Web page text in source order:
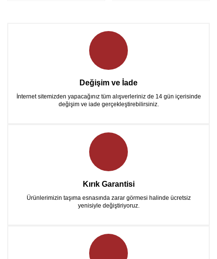
Değişim ve İade
İnternet sitemizden yapacağınız tüm alışverleriniz de 14 gün içerisinde
değişim ve iade gerçekleştirebilirsiniz.
Kırık Garantisi
Ürünlerimizin taşıma esnasında zarar görmesi halinde ücretsiz
yenisiyle değiştiriyoruz.